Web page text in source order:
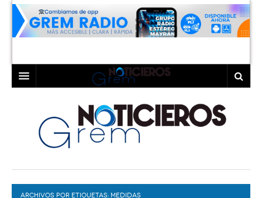
LAGUNA
TORREÓN
GÓMEZ PALACIO
LERDO
COAHUILA
DURANGO
DEPORTES
ARCHIVOS POR ETIQUETAS: MEDIDAS